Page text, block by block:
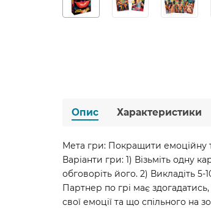
Опис Характеристики
Мета гри: Покращити емоційну
Варіанти гри: 1) Візьміть одну
обговоріть його. 2) Викладіть
Партнер по грі має
свої емоції та що спільного на